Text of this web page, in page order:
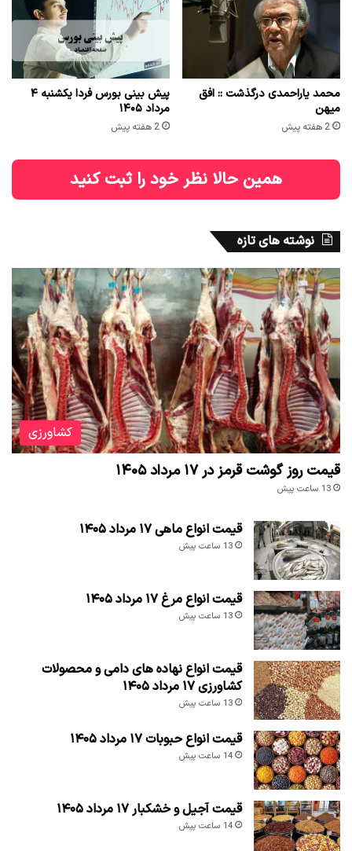
محمد یاراحمدی درگذشت :: افق
میهن
2 هفته پیش
پیش بینی بورس فردا یکشنبه ۴
مرداد ۱۴۰۵
2 هفته پیش
همین حالا نظر خود را ثبت کنید
نوشته های تازه
کشاورزی
قیمت روز گوشت قرمز در ۱۷ مرداد ۱۴۰۵
13 ساعت پیش
قیمت انواع ماهی ۱۷ مرداد ۱۴۰۵
13 ساعت پیش
قیمت انواع مرغ ۱۷ مرداد ۱۴۰۵
13 ساعت پیش
قیمت انواع نهاده های دامی و محصولات
کشاورزی ۱۷ مرداد ۱۴۰۵
13 ساعت پیش
قیمت انواع حبوبات ۱۷ مرداد ۱۴۰۵
14 ساعت پیش
قیمت آجیل و خشکبار ۱۷ مرداد ۱۴۰۵
14 ساعت پیش